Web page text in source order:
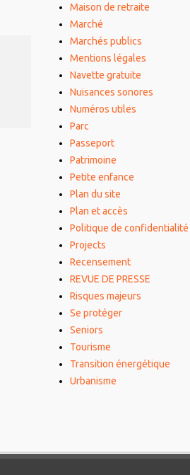
Maison de retraite
Marché
Marchés publics
Mentions légales
Navette gratuite
Nuisances sonores
Numéros utiles
Parc
Passeport
Patrimoine
Petite enfance
Plan du site
Plan et accès
Politique de confidentialité
Projects
Recensement
REVUE DE PRESSE
Risques majeurs
Se protéger
Seniors
Tourisme
Transition énergétique
Urbanisme